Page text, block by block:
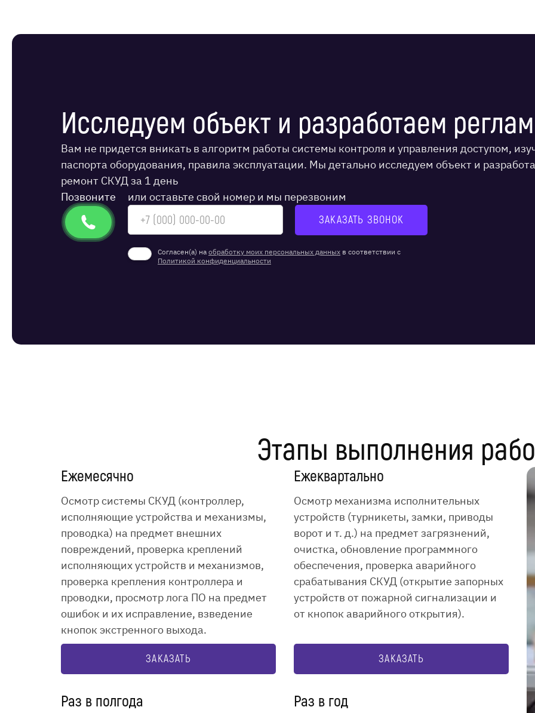
Исследуем объект и разработаем
Вам не придется вникать в алгоритм работы системы контроля и управления доступом,
паспорта оборудования, правила эксплуатации. Мы детально исследуем объект и
ремонт СКУД за 1 день
Позвоните
или оставьте свой номер и мы перезвоним
Согласен(а) на обработку моих персональных данных в соответствии с
Политикой конфиденциальности
Этапы выполнения
Ежемесячно
Осмотр системы СКУД (контроллер,
исполняющие устройства и механизмы,
проводка) на предмет внешних
повреждений, проверка креплений
исполняющих устройств и механизмов,
проверка крепления контроллера и
проводки, просмотр лога ПО на предмет
ошибок и их исправление, взведение
кнопок экстренного выхода.
ЗАКАЗАТЬ
Ежеквартально
Осмотр механизма исполнительных
устройств (турникеты, замки, приводы
ворот и т. д.) на предмет загрязнений,
очистка, обновление программного
обеспечения, проверка аварийного
срабатывания СКУД (открытие запорных
устройств от пожарной сигнализации и
от кнопок аварийного открытия).
ЗАКАЗАТЬ
Раз в полгода Раз в год